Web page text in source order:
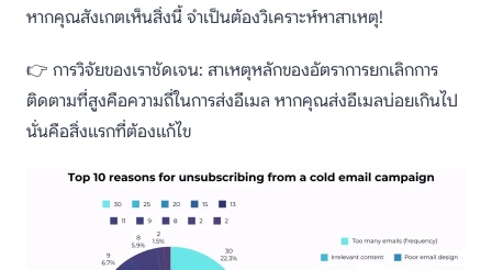
หากคุณสังเกตเห็นสิ่งนี้ จำเป็นต้องวิเคราะห์หาสาเหตุ!
👉 การวิจัยของเราชัดเจน: สาเหตุหลักของอัตราการยกเลิกการ
ติดตามที่สูงคือความถี่ในการส่งอีเมล หากคุณส่งอีเมลบ่อยเกินไป
นั่นคือสิ่งแรกที่ต้องแก้ไข